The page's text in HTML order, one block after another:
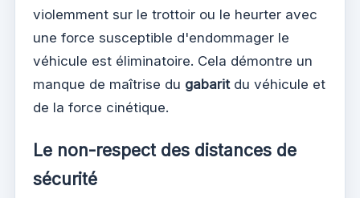
violemment sur le trottoir ou le heurter avec
une force susceptible d'endommager le
véhicule est éliminatoire. Cela démontre un
manque de maîtrise du gabarit du véhicule et
de la force cinétique.
Le non-respect des distances de
sécurité